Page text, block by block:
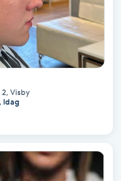
, Visby
Idag